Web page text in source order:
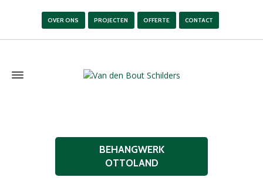
OVER ONS PROJECTEN OFFERTE CONTACT
BEHANGWERK
OTTOLAND